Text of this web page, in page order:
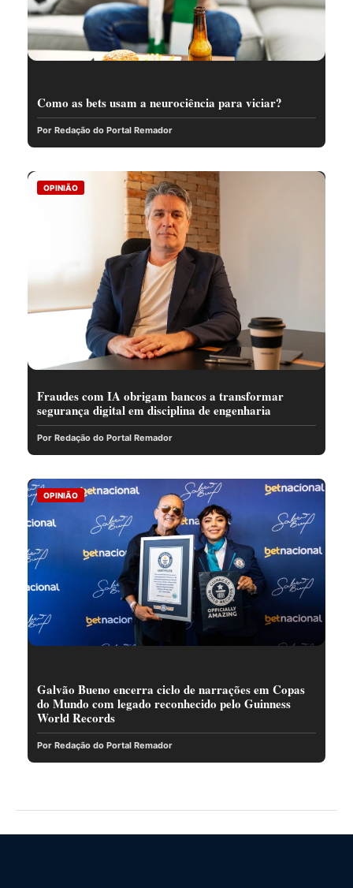
Como as bets usam a neurociência para viciar?
Por Redação do Portal Remador
OPINIÃO
Fraudes com IA obrigam bancos a transformar
segurança digital em disciplina de engenharia
Por Redação do Portal Remador
OPINIÃO
Galvão Bueno encerra ciclo de narrações em Copas
do Mundo com legado reconhecido pelo Guinness
World Records
Por Redação do Portal Remador